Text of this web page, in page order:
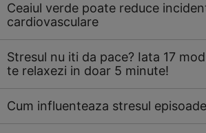
Ceaiul verde poate reduce
cardiovasculare
Stresul nu iti da pace? Iata 17
te relaxezi in doar 5 minute!
Cum influenteaza stresul